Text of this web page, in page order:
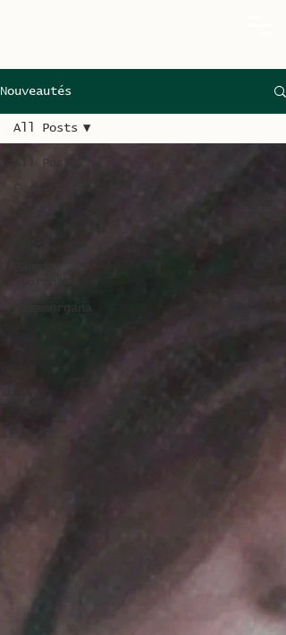
Nouveautés
All Posts
Événements
Fatamorgana
All Posts